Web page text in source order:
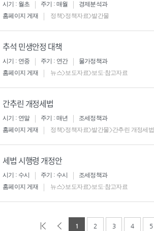
시기 : 월초 주기 : 매월
경제분석과
홈페이지 게재
정책>정책자료>발간물
추석 민생안정 대책
시기 : 연중 주기 : 연간
물가정책과
홈페이지 게재
뉴스>보도자료>보도·참고자료
간추린 개정세법
시기 : 연말 주기 : 매년
조세정책과
홈페이지 게재
정책>정책자료>발간물>간추린 개정세법
세법 시행령 개정안
시기 : 수시 주기 : 수시
조세정책과
홈페이지 게재
뉴스>보도자료>보도·참고자료
1 2 3 4 5